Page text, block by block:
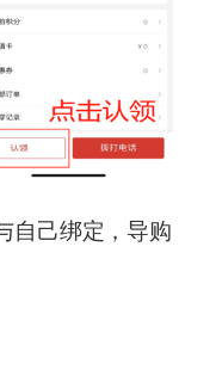
自己绑定，导购